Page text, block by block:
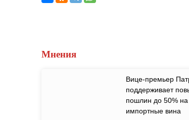
Мнения
Вице-премьер
поддерживает
пошлин до 50% на
импортные вина